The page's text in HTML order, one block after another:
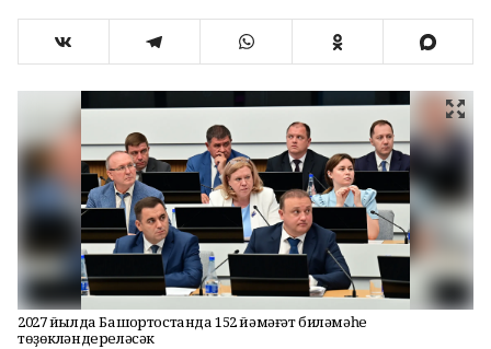
2027 йылда Башҡортостанда 152 йәмәғәт биләмәһе
төҙөкләндереләсәк